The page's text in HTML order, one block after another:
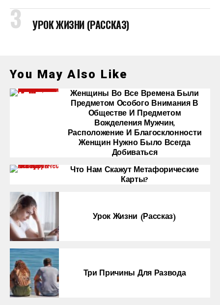
УРОК ЖИЗНИ (РАССКАЗ)
You May Also Like
Женщины Во Все Времена Были
Предметом Особого Внимания В
Обществе И Предметом
Вожделения Мужчин,
Расположение И Благосклонности
Женщин Нужно Было Всегда
Добиваться
Что Нам Скажут Метафорические
Карты?
Урок Жизни (рассказ)
Три Причины Для Развода